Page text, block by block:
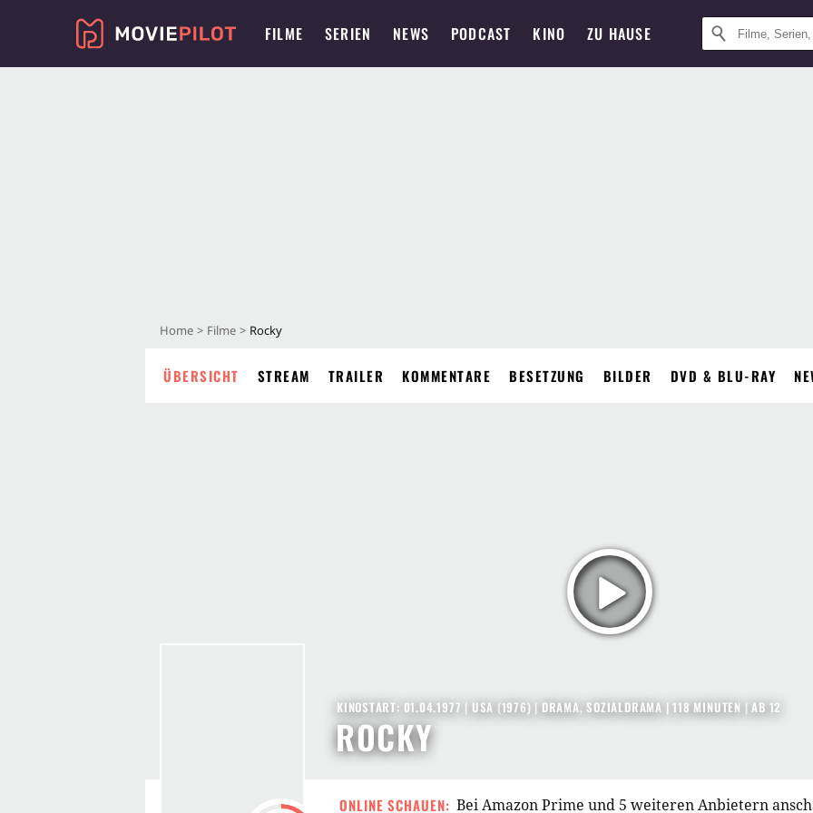
FILME SERIEN NEWS PODCAST KINO ZU HAUSE
Home Filme Rocky
ÜBERSICHT STREAM TRAILER KOMMENTARE BESETZUNG BILDER DVD & BLU-RAY
ROCKY
KINOSTART: 01.04.1977 | USA (1976) | DRAMA, SOZIALDRAMA | 118 MINUTEN |AB 12
ONLINE SCHAUEN: Bei Amazon Prime und 5 weiteren Anbietern